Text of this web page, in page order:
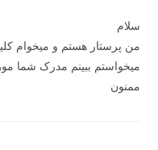
سلام
من پرستار هستم و میخوام
میخواستم ببینم مدرک شما
ممنون